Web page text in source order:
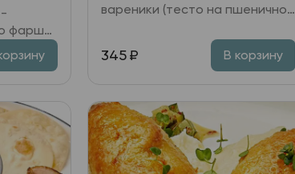
фарша;
яйцо
- соус
вареники (тесто на пшеничной
заправка сметанная; - мята.
345 ₽ В корзину